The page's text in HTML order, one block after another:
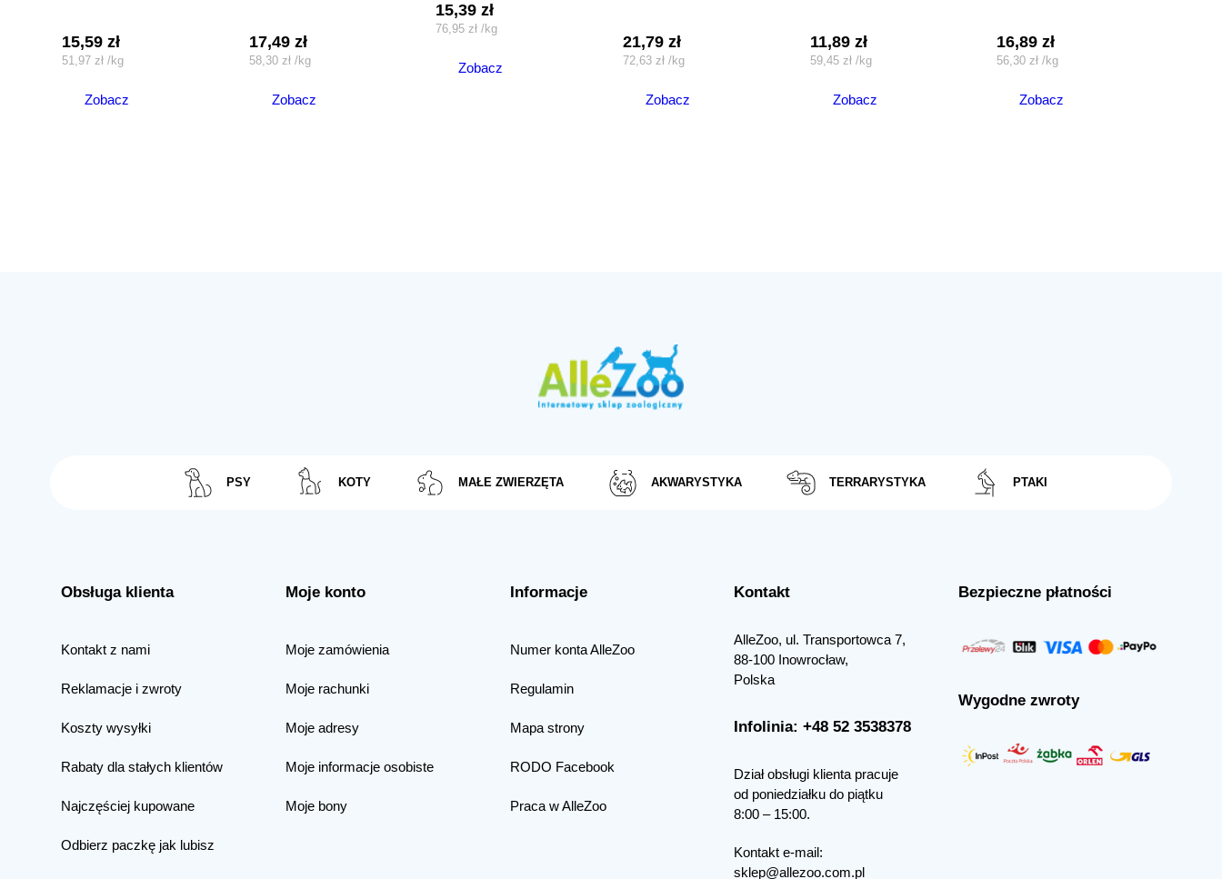
15,59zł
51,97 zł /kg
Zobacz
17,49 zł
58,30 zł /kg
Zobacz
15,39zł
76,95zł /kg
Zobacz
21,79 zł
72,63 zł /kg
Zobacz
11,89 zł
59,45 zł /kg
Zobacz
16,89zł
56,30 zł /kg
Zobacz
PSY KOTY MAŁE ZWIERZĘTA AKWARYSTYKA TERRARYSTYKA PTAKI
Obsługa klienta
Kontakt z nami
Reklamacje i zwroty
Koszty wysyłki
Rabaty dla stałych klientów
Najczęściej kupowane
Odbierz paczkę jak lubisz
Moje konto
Moje zamówienia
Moje rachunki
Moje adresy
Moje informacje osobiste
Moje bony
Informacje
Numer konta AlleZoo
Regulamin
Mapa strony
RODO Facebook
Praca w AlleZoo
Kontakt
AlleZoo, ul. Transportowca 7,
88-100 Inowrocław,
Polska
Infolinia: +48 52 3538378
Dział obsługi klienta pracuje
od poniedziałku do piątku
8:00 – 15:00.
Kontakt e-mail:
sklep@allezoo.com.pl
Bezpieczne płatności
Wygodne zwroty